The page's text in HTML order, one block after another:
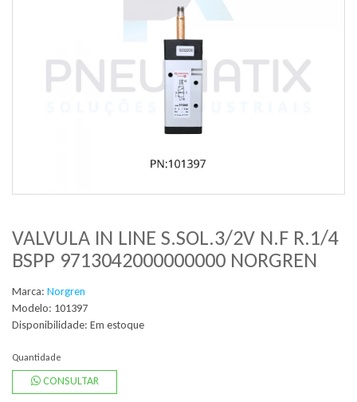
VALVULA IN LINE S.SOL.3/2V N.F R.1/4
BSPP 9713042000000000 NORGREN
Marca: Norgren
Modelo: 101397
Disponibilidade: Em estoque
Quantidade
CONSULTAR